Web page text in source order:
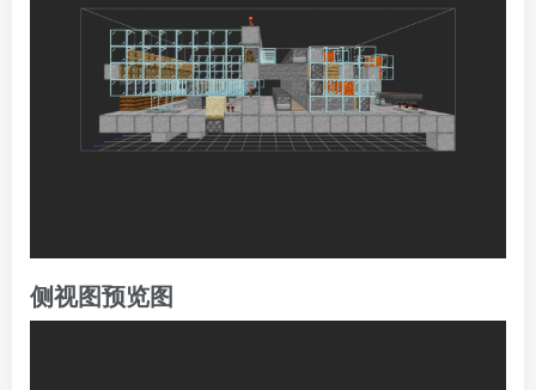
侧视图预览图